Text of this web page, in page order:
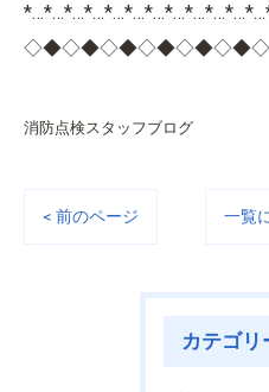
消防点検スタッフブログ
< 前のページ 一覧
カテゴリ